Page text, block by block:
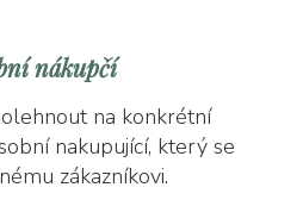
nákupčí
na konkrétní
nakupující, který se
zákazníkovi.